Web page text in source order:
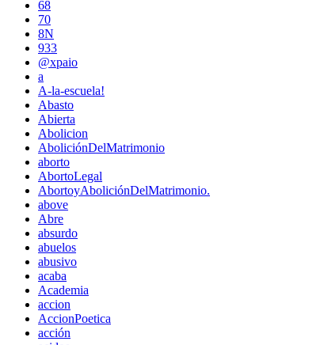
68
70
8N
933
@xpaio
a
A-la-escuela!
Abasto
Abierta
Abolicion
AboliciónDelMatrimonio
aborto
AbortoLegal
AbortoyAboliciónDelMatrimonio.
above
Abre
absurdo
abuelos
abusivo
acaba
Academia
accion
AccionPoetica
acción